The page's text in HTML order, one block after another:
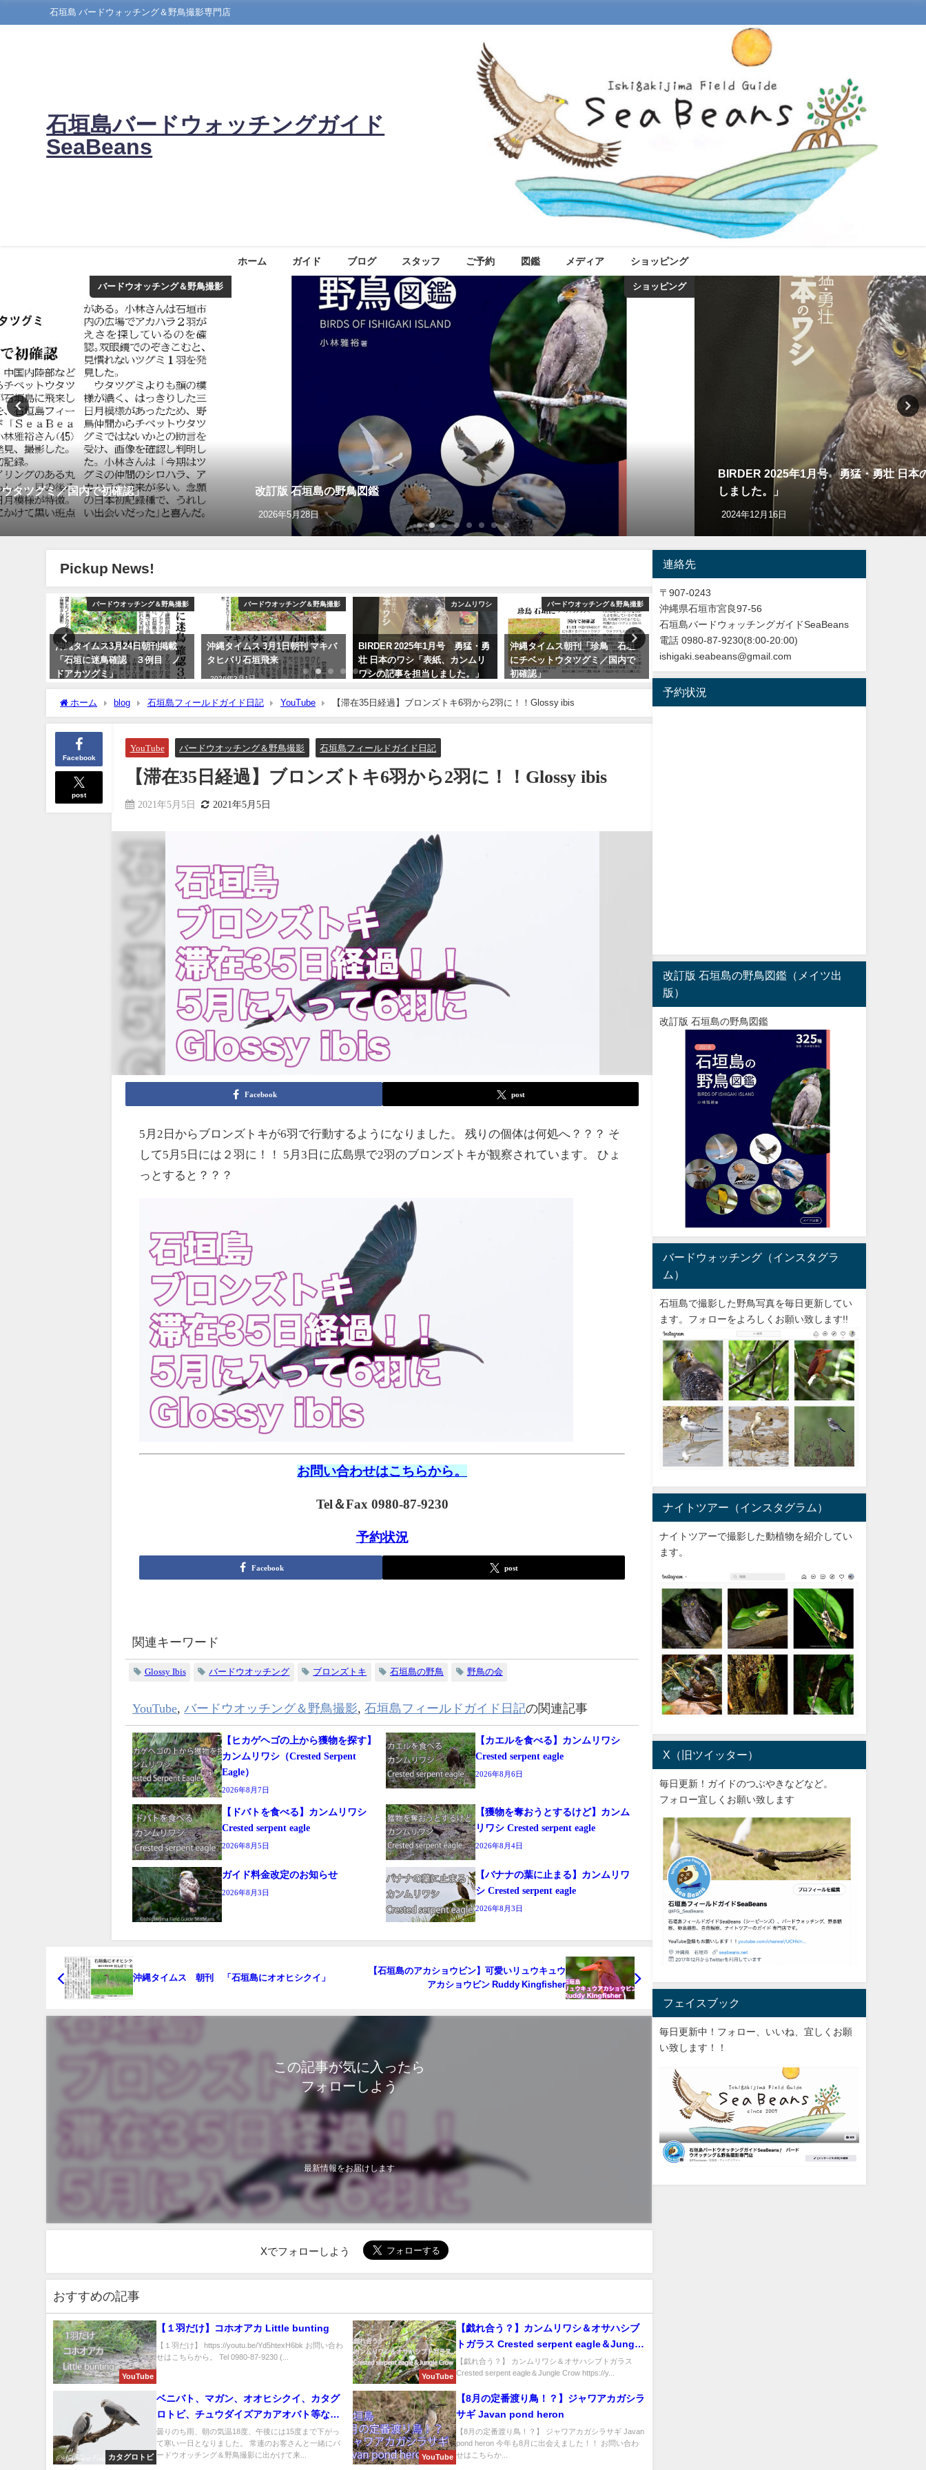
石垣島 バードウォッチング＆野鳥撮影専門店
石垣島バードウォッチングガイド
SeaBeans
ホーム ガイド ブログ スタッフ ご予約 図鑑 メディア ショッピング
バードウオッチング＆野鳥撮影
タツグミ／国内で初確認」
ショッピング
改訂版 石垣島の野鳥図鑑
2026年5月28日
BIRDER 2025年1月号 勇猛・勇壮 日本
しました。」
2024年12月16日
Pickup News!
バードウオッチング＆野鳥撮影
沖縄タイムス3月24日朝刊掲載
「石垣に迷鳥確認 ３例目 ノ
ドアカツグミ」
バードウオッチング＆野鳥撮影
沖縄タイムス 3月1日朝刊 マキバ
タヒバリ石垣飛来
2026年3月1日
カンムリワシ
BIRDER 2025年1月号 勇猛・勇
壮 日本のワシ「表紙、カンムリ
ワシの記事を担当しました。」
バードウオッチング＆野鳥撮影
沖縄タイムス朝刊「珍鳥 石垣
にチベットウタツグミ／国内で
初確認」
ショッピング
改訂版 石垣島の野鳥図鑑
NHK BS４K
ホーム blog 石垣島フィールドガイド日記 YouTube 【滞在35日経過】ブロンズトキ6羽から2羽に！！Glossy ibis
Facebook
post
YouTube バードウオッチング＆野鳥撮影 石垣島フィールドガイド日記
【滞在35日経過】ブロンズトキ6羽から2羽に！！Glossy ibis
2021年5月5日 2021年5月5日
Facebook post
5月2日からブロンズトキが6羽で行動するようになりました。 残りの個体は何処へ？？？ そ
して5月5日には２羽に！！ 5月3日に広島県で2羽のブロンズトキが観察されています。 ひょ
っとすると？？？
お問い合わせはこちらから。
Tel＆Fax 0980-87-9230
予約状況
Facebook post
関連キーワード
Glossy Ibis バードウオッチング ブロンズトキ 石垣島の野鳥 野鳥の会
YouTube,バードウオッチング＆野鳥撮影,石垣島フィールドガイド日記の関連記事
【ヒカゲヘゴの上から獲物を探す】
カンムリワシ（Crested Serpent
Eagle）
2026年8月7日
【カエルを食べる】カンムリワシ
Crested serpent eagle
2026年8月6日
【ドバトを食べる】カンムリワシ
Crested serpent eagle
2026年8月5日
【獲物を奪おうとするけど】カンム
リワシ Crested serpent eagle
2026年8月4日
ガイド料金改定のお知らせ
2026年8月3日
【バナナの葉に止まる】カンムリワ
シ Crested serpent eagle
2026年8月3日
沖縄タイムス 朝刊 「石垣島にオオヒシクイ」
【石垣島のアカショウビン】可愛いリュウキュウ
アカショウビン Ruddy Kingfisher
この記事が気に入ったら
フォローしよう
最新情報をお届けします
Xでフォローしよう
おすすめの記事
YouTube
【１羽だけ】コホオアカ Little bunting
【１羽だけ】 https://youtu.be/Yd5htexH6bk お問い合わ
せはこちらから。 Tel 0980-87-9230 (...
YouTube
【戯れ合う？】カンムリワシ＆オサハシブ
トガラス Crested serpent eagle＆Jungle
Crow
【戯れ合う？】 カンムリワシ＆オサハシブトガラス
Crested serpent eagle＆Jungle Crow https://y...
カタグロトビ
ベニバト、マガン、オオヒシクイ、カタグ
ロトビ、チュウダイズアカアオバト等など
盛り沢山のバードウオッチング＆野鳥撮影
ガイド!!
曇りのち雨、朝の気温18度、午後には15度まで下がっ
て寒い一日となりました。 常連のお客さんと一緒にバ
ードウオッチング＆野鳥撮影に出かけて来...
YouTube
【8月の定番渡り鳥！？】ジャワアカガシラ
サギ Javan pond heron
【8月の定番渡り鳥！？】 ジャワアカガシラサギ Javan
pond heron 今年も8月に出会えました！！ お問い合わ
せはこちらか...
連絡先
〒907-0243
沖縄県石垣市宮良97-56
石垣島バードウォッチングガイドSeaBeans
電話 0980-87-9230(8:00-20:00)
ishigaki.seabeans@gmail.com
予約状況
改訂版 石垣島の野鳥図鑑（メイツ出
版）
改訂版 石垣島の野鳥図鑑
バードウォッチング（インスタグラ
ム）
石垣島で撮影した野鳥写真を毎日更新してい
ます。フォローをよろしくお願い致します!!
ナイトツアー（インスタグラム）
ナイトツアーで撮影した動植物を紹介してい
ます。
X（旧ツイッター）
毎日更新！ガイドのつぶやきなどなど。
フォロー宜しくお願い致します
フェイスブック
毎日更新中！フォロー、いいね、宜しくお願
い致します！！